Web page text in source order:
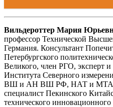
Вильдероттер Мария
профессор Технической
Германия. Консультант
Петербургского
Великого, член РГО, эксперт и
Института Северного
ВШ и АН ВШ РФ, НАТ и МТА.
специалист Пекинского
технического